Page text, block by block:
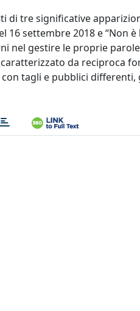
di tre significative
settembre 2018 e “Non è
nel gestire le proprie
da reciproca
tagli e pubblici differenti,